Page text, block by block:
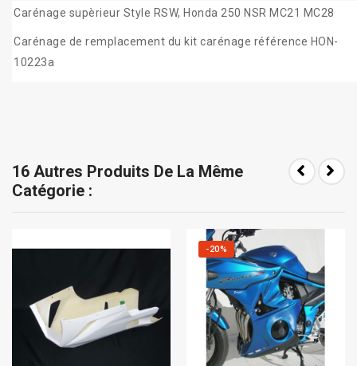
Carénage supèrieur Style RSW, Honda 250 NSR MC21 MC28
Carénage de remplacement du kit carénage référence HON-
10223a
16 Autres Produits De La Même
Catégorie :
-20%